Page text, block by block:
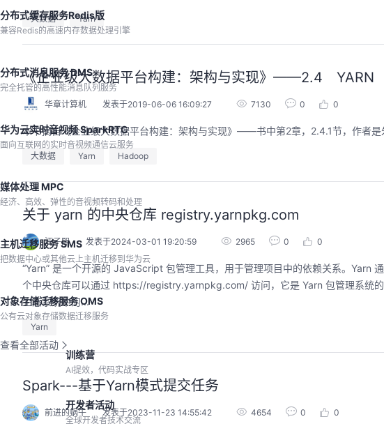
分布式缓存服务Redis版
兼容Redis的高速内存数据处理引擎
分布式消息服务 DMS
完全托管的高性能消息队列服务
华为云实时音视频 SparkRTC
面向互联网的实时音视频通信云服务
媒体处理 MPC
经济、高效、弹性的音视频转码和处理
主机迁移服务 SMS
把数据中心或其他云上主机迁移到华为云
对象存储迁移服务 OMS
公有云对象存储数据迁移服务
查看全部活动
训练营
AI提效，代码实战专区
开发者活动
全球开发者技术交流
大数据 Yarn
《企业级大数据平台构建：架构与实现》——2.4 YARN
华章计算机 发表于2019-06-06 16:09:27 7130 0 0
本书摘自《企业级大数据平台构建：架构与实现》——书中第2章，2.4.1节，作者是
大数据 Yarn Hadoop
关于 yarn 的中央仓库 registry.yarnpkg.com
汪子熙 发表于2024-03-01 19:20:59 2965 0 0
“Yarn” 是一个开源的 JavaScript 包管理工具，用于管理项目中的依赖关系。Yarn
个中央仓库可以通过 https://registry.yarnpkg.com/ 访问，它是 Yarn 包管理系统
生态系统中的...
Yarn
Spark---基于Yarn模式提交任务
前进的蜗牛 发表于2023-11-23 14:55:42 4654 0 0